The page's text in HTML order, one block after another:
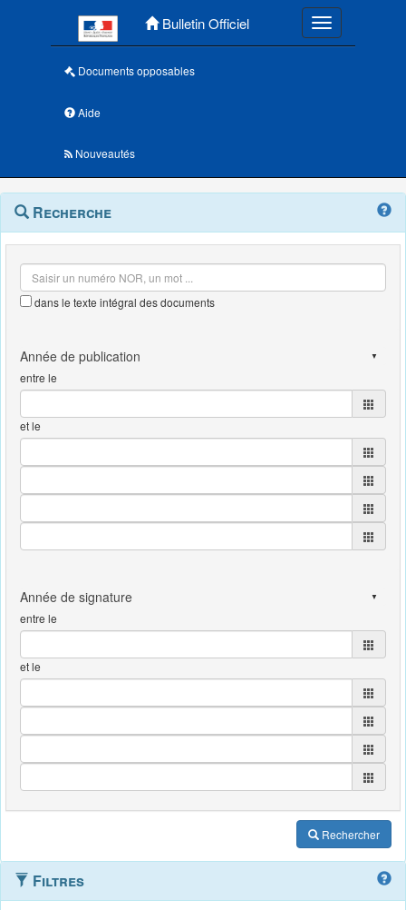
Bulletin Officiel Toggle
Documents opposables
Aide
Nouveautés
Navigation
outils
Menu
contextuel
Recherche
dans le texte intégral des documents
entre le
et le
entre le
et le
Rechercher
Filtres